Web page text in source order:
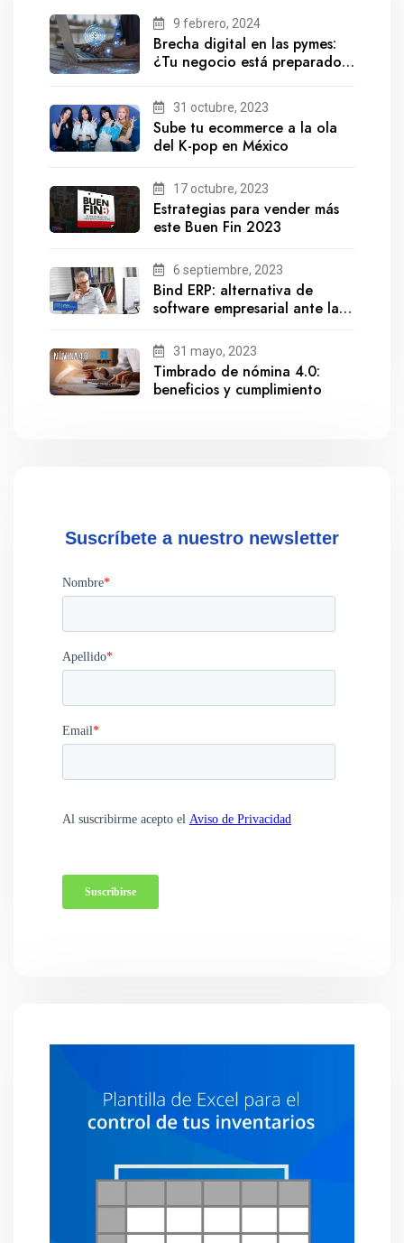
9 febrero, 2024
Brecha digital en las pymes:
¿Tu negocio está preparado
31 octubre, 2023
Sube tu ecommerce a la ola
del K-pop en México
17 octubre, 2023
Estrategias para vender más
este Buen Fin 2023
6 septiembre, 2023
Bind ERP: alternativa de
software empresarial ante la
31 mayo, 2023
Timbrado de nómina 4.0:
beneficios y cumplimiento
Suscríbete a nuestro newsletter